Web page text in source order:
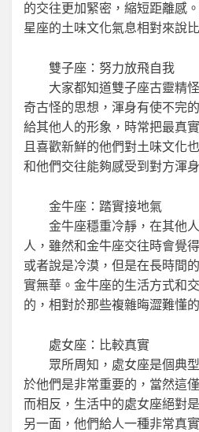
的交往更加緊密，縮短距離感
星座的土味文化氣息相對來說
雙子座：努力放飛自我
大家都知道雙子座古靈精怪
奇古怪的思想，渾身有使不完
給其他人的形象，時常把最真
且喜歡新鮮的他們對土味文化
和他們交往能夠感受到對方渾
金牛座：踏實接地氣
金牛座穩重冷靜，在其他人
人，雖然和金牛座交往時會覺
或者說是冷漠，但是在長時間
實無華。金牛座的生活方式和
的，相對於那些複雜晦澀難懂
處女座：比較真實
眾所周知，處女座是個典型
於他們是非常重要的，當然這
而相反，生活中的處女座絕對
另一面，他們給人一種非常真